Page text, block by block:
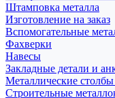
Штамповка металла
Изготовление на заказ
Вспомогательные
Фахверки
Навесы
Закладные детали и
Металлические
Строительные